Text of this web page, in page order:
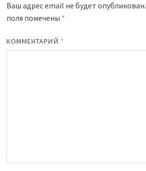
Ваш адрес email не будет опубликован.
поля помечены *
КОММЕНТАРИЙ *